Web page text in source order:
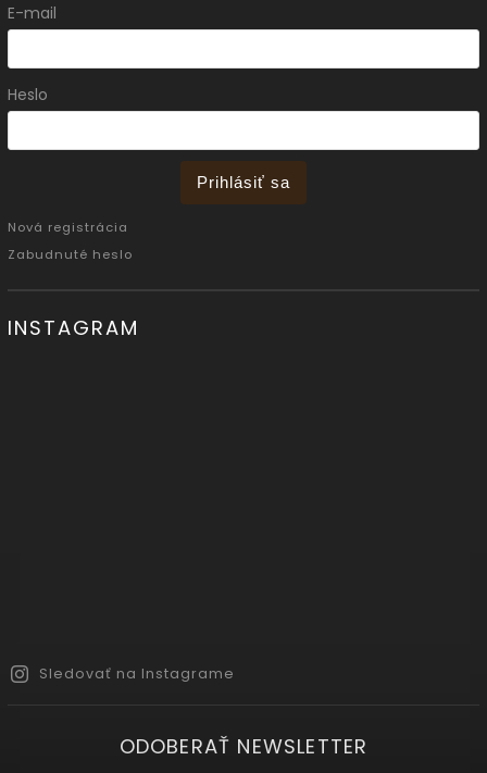
E-mail
Heslo
Prihlásiť sa
Nová registrácia
Zabudnuté heslo
INSTAGRAM
Sledovať na Instagrame
ODOBERAŤ NEWSLETTER